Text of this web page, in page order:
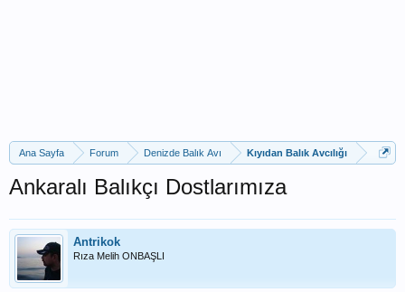
Ana Sayfa Forum Denizde Balık Avı Kıyıdan Balık Avcılığı
Ankaralı Balıkçı Dostlarımıza
Antrikok
Rıza Melih ONBAŞLI